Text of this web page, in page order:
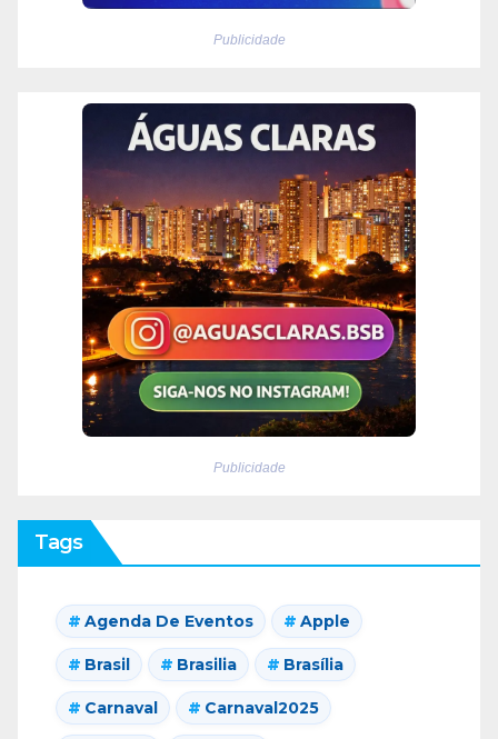
Publicidade
Publicidade
Tags
Agenda De Eventos Apple
Brasil Brasilia Brasília
Carnaval Carnaval2025